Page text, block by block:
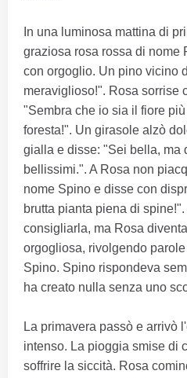
In una luminosa mattina di
graziosa rosa rossa di nome
con orgoglio. Un pino vicino
meraviglioso!". Rosa sorrise
"Sembra che io sia il fiore
foresta!". Un girasole alzò
gialla e disse: "Sei bella, ma
bellissimi.". A Rosa non
nome Spino e disse con
brutta pianta piena di
consigliarla, ma Rosa
orgogliosa, rivolgendo
Spino. Spino rispondeva
ha creato nulla senza uno
La primavera passò e arrivò
intenso. La pioggia smise di
soffrire la siccità. Rosa